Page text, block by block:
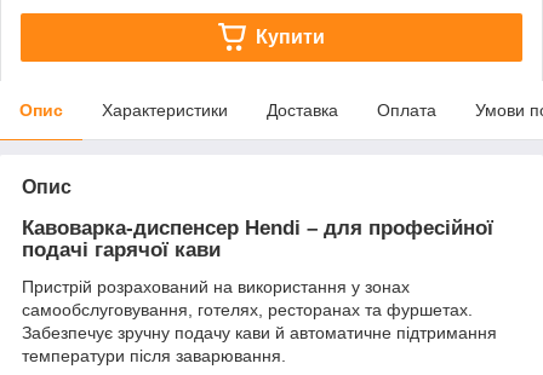
Купити
Опис Характеристики Доставка Оплата Умови
Опис
Кавоварка-диспенсер Hendi – для професійної
подачі гарячої кави
Пристрій розрахований на використання у зонах
самообслуговування, готелях, ресторанах та фуршетах.
Забезпечує зручну подачу кави й автоматичне підтримання
температури після заварювання.